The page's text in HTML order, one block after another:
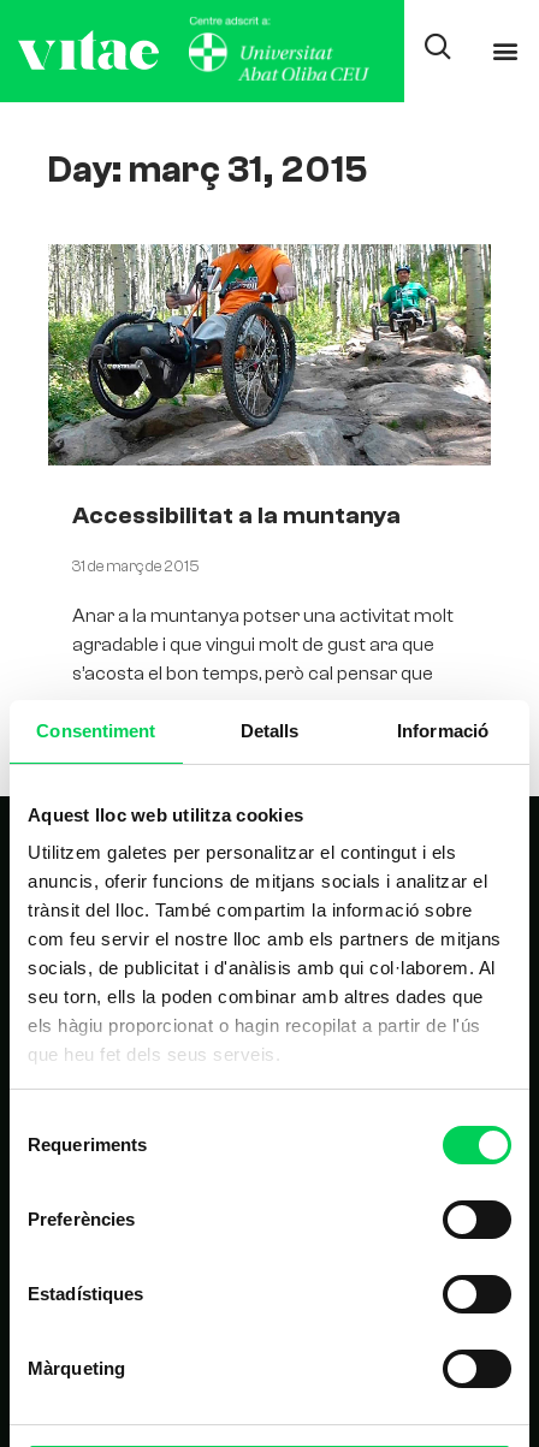
Consentiment Detalls Informació
Aquest lloc web utilitza cookies
Utilitzem galetes per personalitzar el contingut i els
anuncis, oferir funcions de mitjans socials i analitzar el
trànsit del lloc. També compartim la informació sobre
com feu servir el nostre lloc amb els partners de mitjans
socials, de publicitat i d'anàlisis amb qui col·laborem. Al
seu torn, ells la poden combinar amb altres dades que
els hàgiu proporcionat o hagin recopilat a partir de l'ús
que heu fet dels seus serveis.
Requeriments
Preferències
Estadístiques
Màrqueting
Day: març 31, 2015
Accessibilitat a la muntanya
31 de març de 2015
Anar a la muntanya potser una activitat molt
agradable i que vingui molt de gust ara que
s’acosta el bon temps, però cal pensar que
NAVEGACIÓ PRINCIPAL
Inici
Nosaltres
Noticies
ALTRES LINKS D'INTERÈS
Matrícula